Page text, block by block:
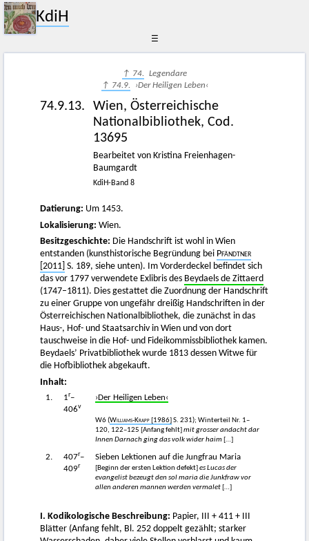
KdiH
☰
↑ 74. Legendare
↑ 74.9. ›Der Heiligen Leben‹
74.9.13.
Wien, Österreichische
Nationalbibliothek, Cod.
13695
Bearbeitet von Kristina Freienhagen-
Baumgardt
KdiH-Band 8
Datierung: Um 1453.
Lokalisierung: Wien.
Besitzgeschichte: Die Handschrift ist wohl in Wien
entstanden (kunsthistorische Begründung bei Pfändtner
[2011] S. 189, siehe unten). Im Vorderdeckel befindet sich
das vor 1797 verwendete Exlibris des Beydaels de Zittaerd
(1747–1811). Dies gestattet die Zuordnung der Handschrift
zu einer Gruppe von ungefähr dreißig Handschriften in der
Österreichischen Nationalbibliothek, die zunächst in das
Haus-, Hof- und Staatsarchiv in Wien und von dort
tauschweise in die Hof- und Fideikommissbibliothek kamen.
Beydaels’ Privatbibliothek wurde 1813 dessen Witwe für
die Hofbibliothek abgekauft.
Inhalt:
1. 1r–
406v
›Der Heiligen Leben‹
W6 (Williams-Krapp [1986] S. 231); Winterteil Nr. 1–
120, 122–125 [Anfang fehlt] mit grosser andacht dar
Innen Darnach ging das volk wider haim […]
2. 407r–
409r
Sieben Lektionen auf die Jungfrau Maria
[Beginn der ersten Lektion defekt] es Lucas der
evangelist bezeugt den sol maria die Junkfraw vor
allen anderen mannen werden vermalet […]
I. Kodikologische Beschreibung: Papier, III + 411 + III
Blätter (Anfang fehlt, Bl. 252 doppelt gezählt; starker